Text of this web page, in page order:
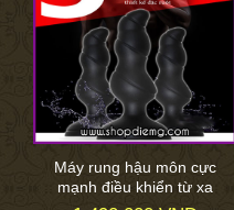
Máy rung hậu môn cực
mạnh điều khiển từ xa